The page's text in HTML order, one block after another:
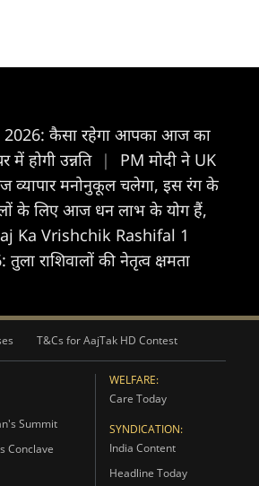
कैसा रहेगा आपका आज का
होगी उन्नति |
PM मोदी ने UK
मनोनुकूल चलेगा, इस रंग के
के लिए आज धन लाभ के योग हैं,
Ka Vrishchik Rashifal 1
राशिवालों की नेतृत्व क्षमता
T&Cs for AajTak HD Contest
Summit
Conclave
WELFARE:
Care Today
SYNDICATION:
India Content
Headline Today